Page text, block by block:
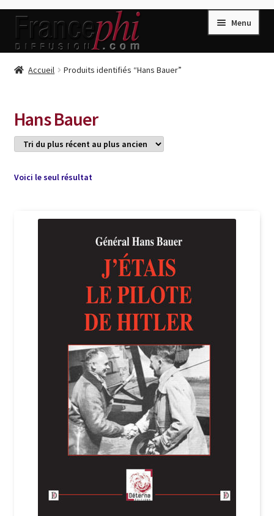
Aller
la
Aller
contenu
Menu
Accueil
Conditions de Vente
Connection
Listes d’Envies
Livres de Peter Randa
Livres de Philippe Randa
Login Customizer
Politique de confidentialité et cookies
Qui sommes-nous ?
Soutien à Philippe Randa
Suivi de la Commande
Accueil Produits identifiés “Hans Bauer”
Hans Bauer
Voici le seul résultat